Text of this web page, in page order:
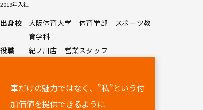
2019年入社
出身校
大阪体育大学 体育学部 スポーツ教
育学科
役職
紀ノ川店 営業スタッフ
車だけの魅力ではなく、”私”という付
加価値を提供できるように